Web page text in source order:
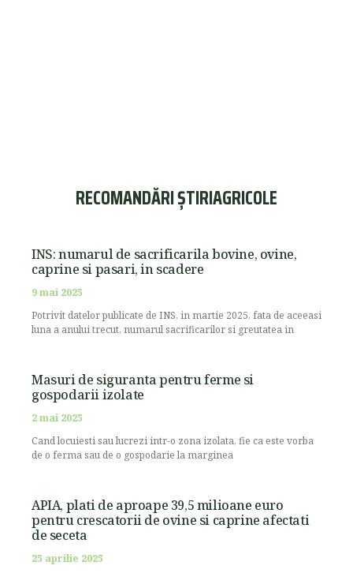
RECOMANDĂRI ȘTIRIAGRICOLE
INS: numarul de sacrificarila bovine, ovine,
caprine si pasari, in scadere
9 mai 2025
Potrivit datelor publicate de INS, in martie 2025, fata de aceeasi
luna a anului trecut, numarul sacrificarilor si greutatea in
Masuri de siguranta pentru ferme si
gospodarii izolate
2 mai 2025
Cand locuiesti sau lucrezi intr-o zona izolata, fie ca este vorba
de o ferma sau de o gospodarie la marginea
APIA, plati de aproape 39,5 milioane euro
pentru crescatorii de ovine si caprine afectati
de seceta
25 aprilie 2025